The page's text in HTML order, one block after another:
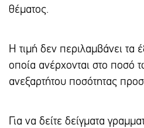
θέματος.
Η τιμή δεν περιλαμβάνει τα
οποία ανέρχονται στο
ανεξαρτήτου ποσότητας
Για να δείτε δείγματα